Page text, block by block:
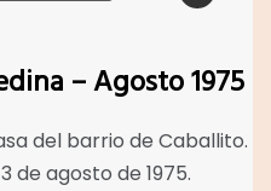
– Agosto 1975
del barrio de Caballito.
de agosto de 1975.